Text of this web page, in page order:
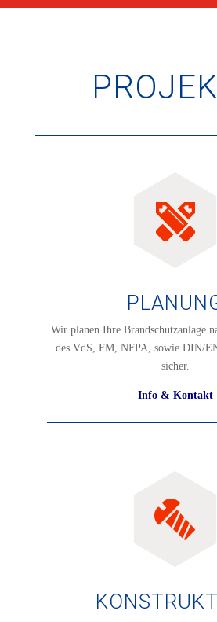
Wir planen Ihre Brandschutzanlage
desVdS, FM, NFPA, sowie DIN/
sicher.
Info & Kontakt